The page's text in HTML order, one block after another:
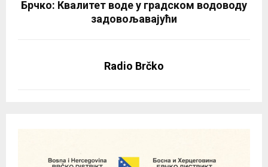
Брчко: Квалитет воде у градском водоводу
задовољавајући
Radio Brčko